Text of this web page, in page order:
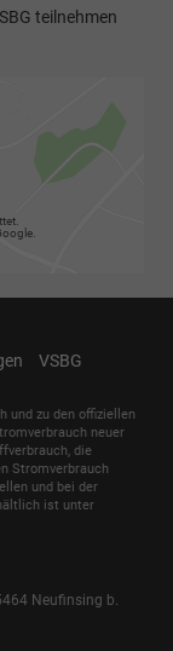
teilnehmen
VSBG
und zu den offiziellen
neuer
die
Stromverbrauch
und bei der
ist unter
Neufinsing b.